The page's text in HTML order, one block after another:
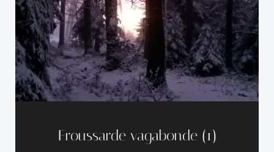
Froussarde vagabonde (1)